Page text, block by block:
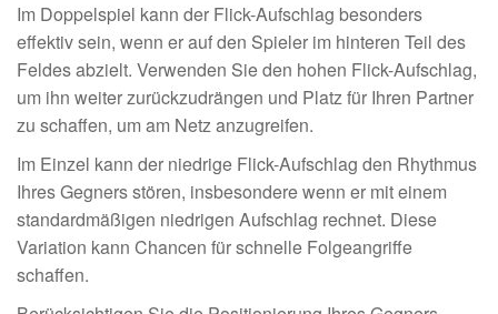
Im Doppelspiel kann der Flick-Aufschlag besonders
effektiv sein, wenn er auf den Spieler im hinteren Teil des
Feldes abzielt. Verwenden Sie den hohen Flick-Aufschlag,
um ihn weiter zurückzudrängen und Platz für Ihren Partner
zu schaffen, um am Netz anzugreifen.
Im Einzel kann der niedrige Flick-Aufschlag den Rhythmus
Ihres Gegners stören, insbesondere wenn er mit einem
standardmäßigen niedrigen Aufschlag rechnet. Diese
Variation kann Chancen für schnelle Folgeangriffe
schaffen.